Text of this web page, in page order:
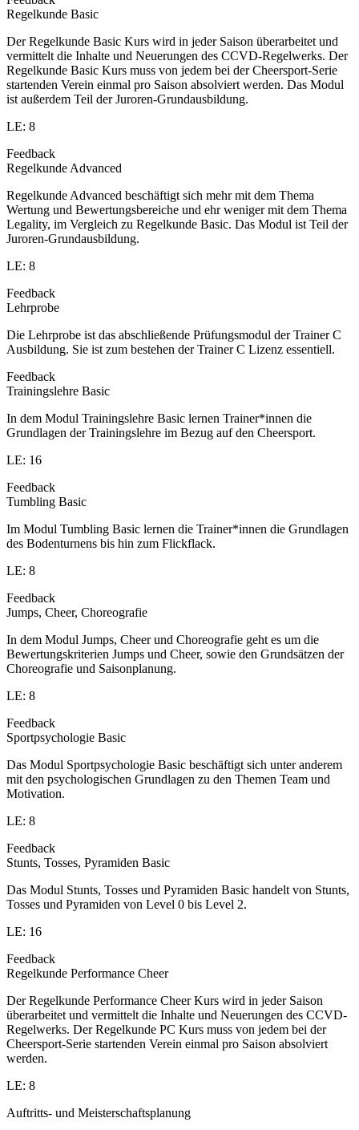
Regelkunde Basic
Der Regelkunde Basic Kurs wird in jeder Saison überarbeitet und
vermittelt die Inhalte und Neuerungen des CCVD-Regelwerks. Der
Regelkunde Basic Kurs muss von jedem bei der Cheersport-Serie
startenden Verein einmal pro Saison absolviert werden. Das Modul
ist außerdem Teil der Juroren-Grundausbildung.
LE: 8
Feedback
Regelkunde Advanced
Regelkunde Advanced beschäftigt sich mehr mit dem Thema
Wertung und Bewertungsbereiche und ehr weniger mit dem Thema
Legality, im Vergleich zu Regelkunde Basic. Das Modul ist Teil der
Juroren-Grundausbildung.
LE: 8
Feedback
Lehrprobe
Die Lehrprobe ist das abschließende Prüfungsmodul der Trainer C
Ausbildung. Sie ist zum bestehen der Trainer C Lizenz essentiell.
Feedback
Trainingslehre Basic
In dem Modul Trainingslehre Basic lernen Trainer*innen die
Grundlagen der Trainingslehre im Bezug auf den Cheersport.
LE: 16
Feedback
Tumbling Basic
Im Modul Tumbling Basic lernen die Trainer*innen die Grundlagen
des Bodenturnens bis hin zum Flickflack.
LE: 8
Feedback
Jumps, Cheer, Choreografie
In dem Modul Jumps, Cheer und Choreografie geht es um die
Bewertungskriterien Jumps und Cheer, sowie den Grundsätzen der
Choreografie und Saisonplanung.
LE: 8
Feedback
Sportpsychologie Basic
Das Modul Sportpsychologie Basic beschäftigt sich unter anderem
mit den psychologischen Grundlagen zu den Themen Team und
Motivation.
LE: 8
Feedback
Stunts, Tosses, Pyramiden Basic
Das Modul Stunts, Tosses und Pyramiden Basic handelt von Stunts,
Tosses und Pyramiden von Level 0 bis Level 2.
LE: 16
Feedback
Regelkunde Performance Cheer
Der Regelkunde Performance Cheer Kurs wird in jeder Saison
überarbeitet und vermittelt die Inhalte und Neuerungen des CCVD-
Regelwerks. Der Regelkunde PC Kurs muss von jedem bei der
Cheersport-Serie startenden Verein einmal pro Saison absolviert
werden.
LE: 8
Auftritts- und Meisterschaftsplanung